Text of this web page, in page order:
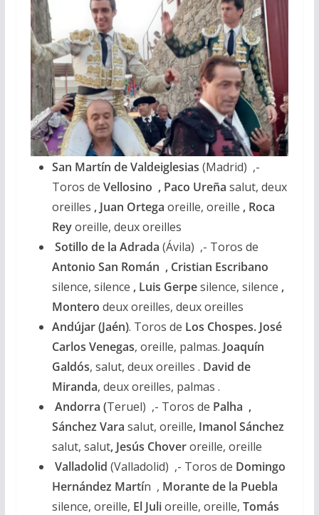
San Martín de Valdeiglesias (Madrid) ,-
Toros de Vellosino , Paco Ureña salut, deux
oreilles , Juan Ortega oreille, oreille , Roca
Reyoreille, deux oreilles
Sotillo de la Adrada (Ávila) ,- Toros de
Antonio San Román , Cristian Escribano
silence, silence , Luis Gerpesilence, silence ,
Montero deux oreilles, deux oreilles
Andújar (Jaén). Toros de Los Chospes. José
Carlos Venegas, oreille, palmas. Joaquín
Galdós, salut, deux oreilles . David de
Miranda, deux oreilles, palmas .
Andorra (Teruel) ,- Toros de Palha ,
Sánchez Vara salut, oreille, Imanol Sánchez
salut, salut, Jesús Choveroreille, oreille
Valladolid (Valladolid) ,- Toros de Domingo
Hernández Martín , Morante de la Puebla
silence, oreille, El Julioreille, oreille, Tomás